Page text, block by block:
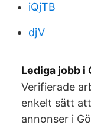
iQjTB
djV
Lediga jobb i
Verifierade
enkelt sätt
annonser i